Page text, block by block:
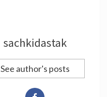
sachkidastak
See author's posts